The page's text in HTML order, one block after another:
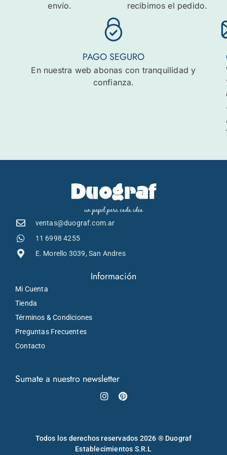
envío. recibimos el pedido.
PAGO SEGURO
En nuestra web abonas con tranquilidad y
confianza.
ventas@duograf.com.ar
11 6998 4255
E. Morello 3039, San Andres
Información
Mi Cuenta
Tienda
Términos & Condiciones
Preguntas Frecuentes
Contacto
Sumate a nuestro newsletter
Instagram
Pinterest
Todos los derechos reservados 2026 ® Duograf
Establecimientos S.R.L